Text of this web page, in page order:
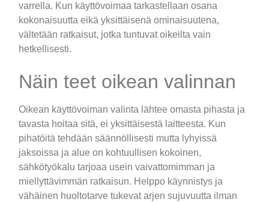
varrella. Kun käyttövoimaa tarkastellaan osana
kokonaisuutta eikä yksittäisenä ominaisuutena,
vältetään ratkaisut, jotka tuntuvat oikeilta vain
hetkellisesti.
Näin teet oikean valinnan
Oikean käyttövoiman valinta lähtee omasta pihasta ja
tavasta hoitaa sitä, ei yksittäisestä laitteesta. Kun
pihatöitä tehdään säännöllisesti mutta lyhyissä
jaksoissa ja alue on kohtuullisen kokoinen,
sähkötyökalu tarjoaa usein vaivattomimman ja
miellyttävimmän ratkaisun. Helppo käynnistys ja
vähäinen huoltotarve tukevat arjen sujuvuutta ilman